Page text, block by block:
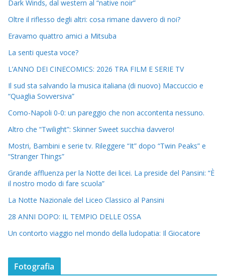
Dark Winds, dal western al “native noir”
Oltre il riflesso degli altri: cosa rimane davvero di noi?
Eravamo quattro amici a Mitsuba
La senti questa voce?
L’ANNO DEI CINECOMICS: 2026 TRA FILM E SERIE TV
Il sud sta salvando la musica italiana (di nuovo) Maccuccio e
“Quaglia Sovversiva”
Como-Napoli 0-0: un pareggio che non accontenta nessuno.
Altro che “Twilight”: Skinner Sweet succhia davvero!
Mostri, Bambini e serie tv. Rileggere “It” dopo “Twin Peaks” e
“Stranger Things”
Grande affluenza per la Notte dei licei. La preside del Pansini: “È
il nostro modo di fare scuola”
La Notte Nazionale del Liceo Classico al Pansini
28 ANNI DOPO: IL TEMPIO DELLE OSSA
Un contorto viaggio nel mondo della ludopatia: Il Giocatore
Fotografia